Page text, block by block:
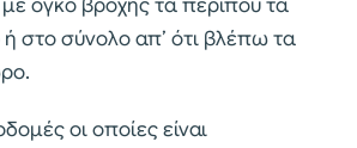
στο σύνολο απ’ ότι βλέπω τα
οι οποίες είναι